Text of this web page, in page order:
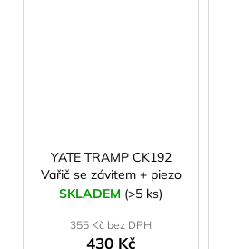
YATE TRAMP CK192
Vařič se závitem + piezo
SKLADEM (>5 ks)
355 Kč bez DPH
430 Kč